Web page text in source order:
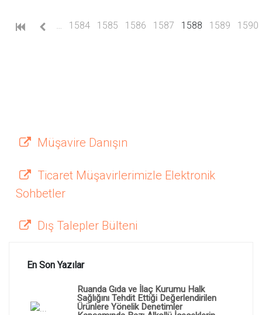
1584 1585 1586 1587 1588 (current)
1589 1590
Müşavire Danışın
Ticaret Müşavirlerimizle Elektronik
Sohbetler
Dış Talepler Bülteni
En Son Yazılar
Ruanda Gıda ve İlaç Kurumu Halk
Sağlığını Tehdit Ettiği Değerlendirilen
Ürünlere Yönelik Denetimler